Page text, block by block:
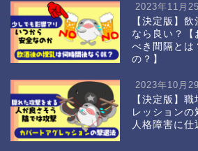
2023年11月
【決定版】
なら良い？【
べき間隔とは
の？】
2023年10月
【決定版】
レッションの
人格障害に仕